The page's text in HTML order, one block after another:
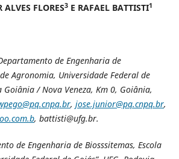
ALVES FLORES3E RAFAEL BATTISTI1
de Engenharia de
Agronomia, Universidade Federal de
Goiânia / Nova Veneza, Km 0, Goiânia,
, jose.junior@pq.cnpq.br,
, battisti@ufg.br.
de Engenharia de Biosssitemas, Escola